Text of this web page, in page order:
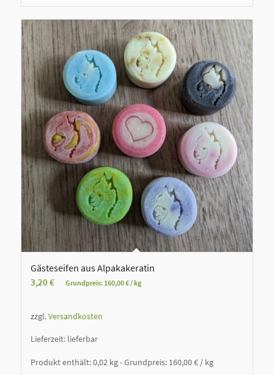
Gästeseifen aus Alpakakeratin
3,20 € Grundpreis: 160,00€/kg
zzgl.Versandkosten
Lieferzeit: lieferbar
Produkt enthält: 0,02 kg- Grundpreis: 160,00€/ kg